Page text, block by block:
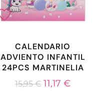
CALENDARIO
ADVIENTO INFANTIL
24PCS MARTINELIA
15,95€ 11,17€